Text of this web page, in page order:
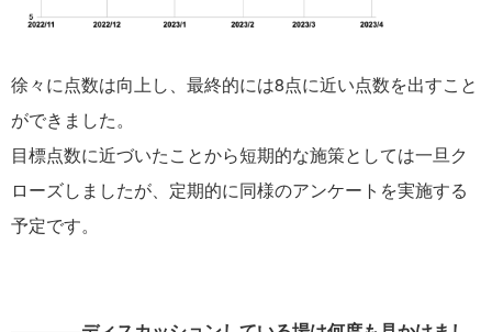
徐々に点数は向上し、最終的には8点に近い点数を出すこと
ができました。
目標点数に近づいたことから短期的な施策としては一旦ク
ローズしましたが、定期的に同様のアンケートを実施する
予定です。